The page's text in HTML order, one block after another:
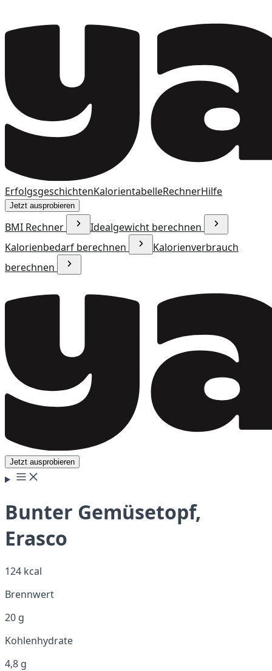
ErfolgsgeschichtenKalorientabelleRechnerHilfe
Jetzt ausprobieren
BMI Rechner
Idealgewicht berechnen
Kalorienbedarf berechnen
Kalorienverbrauch
berechnen
Jetzt ausprobieren
Bunter Gemüsetopf,
Erasco
124 kcal
Brennwert
20 g
Kohlenhydrate
4,8 g